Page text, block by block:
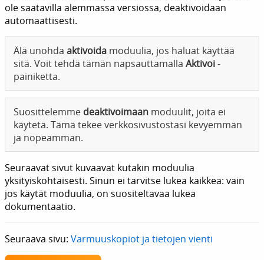
ole saatavilla alemmassa versiossa, deaktivoidaan
automaattisesti.
Älä unohda aktivoida moduulia, jos haluat käyttää
sitä. Voit tehdä tämän napsauttamalla Aktivoi-
painiketta.
Suosittelemme deaktivoimaan moduulit, joita ei
käytetä. Tämä tekee verkkosivustostasi kevyemmän
ja nopeamman.
Seuraavat sivut kuvaavat kutakin moduulia
yksityiskohtaisesti. Sinun ei tarvitse lukea kaikkea: vain
jos käytät moduulia, on suositeltavaa lukea
dokumentaatio.
Seuraava sivu: Varmuuskopiot ja tietojen vienti